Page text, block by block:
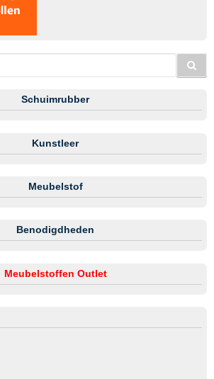
Schuimrubber
Kunstleer
Meubelstof
Benodigdheden
Meubelstoffen Outlet